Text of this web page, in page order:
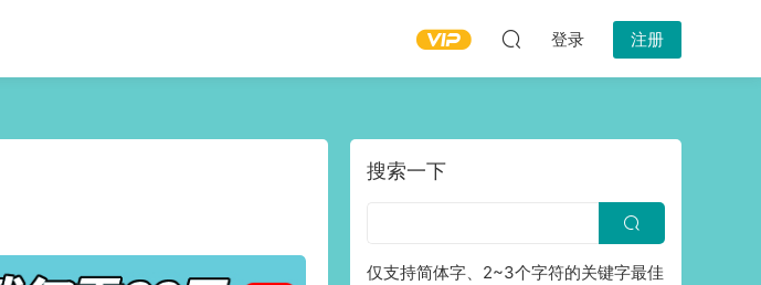
登录 注册
搜索一下
仅支持简体字、2~3个字符的关键字最佳